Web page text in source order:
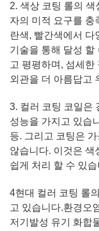
2. 색상 코팅 롤의
자의 미적 요구를 충
란색, 빨간색에서 다
기술을 통해 달성 할
고 평평하며, 섬세한
외관을 더 아름답고
3. 컬러 코팅 코일은
성능을 가지고 있습
등. 그리고 코팅은
않습니다. 이것은 색
쉽게 처리 할 수 있
4현대 컬러 코팅 롤
고 있습니다.환경오
저기발성 유기 화합